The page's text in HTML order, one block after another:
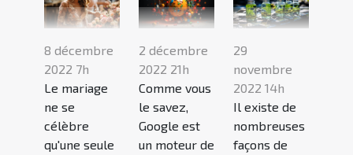
8 décembre
2022 7h
Le mariage
ne se
célèbre
qu'une seule
2 décembre
2022 21h
Comme vous
le savez,
Google est
un moteur de
29
novembre
2022 14h
Il existe de
nombreuses
façons de